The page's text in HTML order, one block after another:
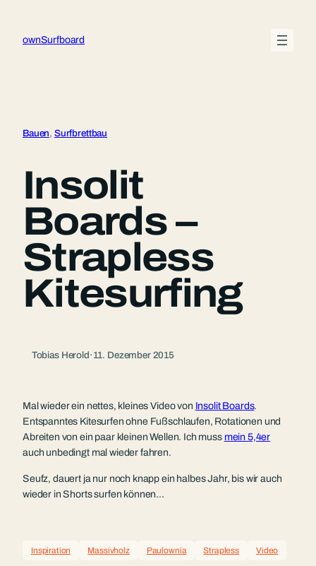
springen
ownSurfboard
Bauen, Surfbrettbau
Insolit
Boards –
Strapless
Kitesurfing
Tobias Herold· 11. Dezember 2015
Mal wieder ein nettes, kleines Video von Insolit Boards.
Entspanntes Kitesurfen ohne Fußschlaufen, Rotationen und
Abreiten von ein paar kleinen Wellen. Ich muss mein 5,4er
auch unbedingt mal wieder fahren.
Seufz, dauert ja nur noch knapp ein halbes Jahr, bis wir auch
wieder in Shorts surfen können…
Inspiration Massivholz Paulownia Strapless Video